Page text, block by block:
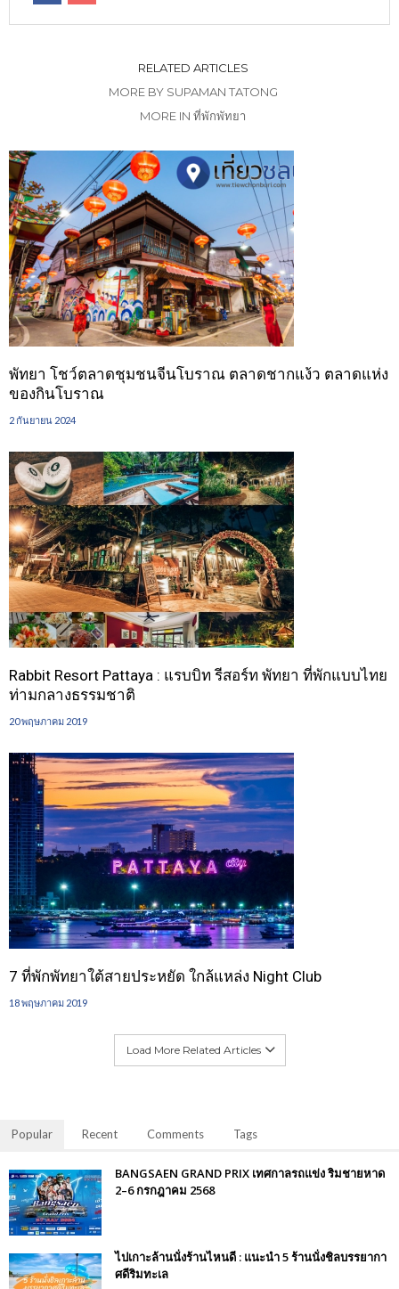
RELATED ARTICLES
MORE BY SUPAMAN TATONG
MORE IN ที่พักพัทยา
พัทยา โชว์ตลาดชุมชนจีนโบราณ ตลาดชากแง้ว ตลาดแห่ง
ของกินโบราณ
2 กันยายน 2024
Rabbit Resort Pattaya : แรบบิท รีสอร์ท พัทยา ที่พักแบบไทย
ท่ามกลางธรรมชาติ
20 พฤษภาคม 2019
7 ที่พักพัทยาใต้สายประหยัด ใกล้แหล่ง Night Club
18 พฤษภาคม 2019
Load More Related Articles
Popular Recent Comments Tags
BANGSAEN GRAND PRIX เทศกาลรถแข่ง ริมชายหาด
2–6 กรกฎาคม 2568
ไปเกาะล้านนั่งร้านไหนดี : แนะนำ 5 ร้านนั่งชิลบรรยากา
ศดีริมทะเล